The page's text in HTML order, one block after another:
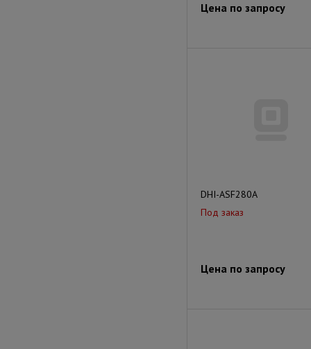
Цена по запросу
DHI-ASF280A
Под заказ
Цена по запросу